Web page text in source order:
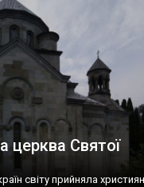
(postaki)…” “Вино. Крим
його вдосталь: воно все
церква Святої
світу прийняла